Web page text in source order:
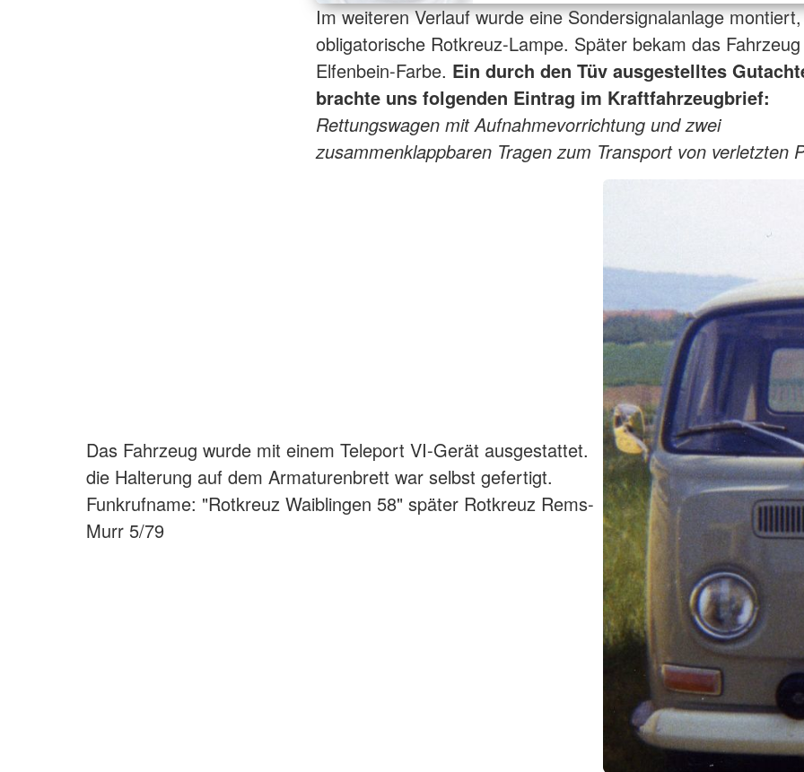
Im weiteren Verlauf wurde eine Sondersignalanlage
obligatorische Rotkreuz-Lampe. Später bekam das
Elfenbein-Farbe. Ein durch den Tüv ausgestelltes
brachte uns folgenden Eintrag im Kraftfahrzeugbrief:
Rettungswagen mit Aufnahmevorrichtung und zwei
zusammenklappbaren Tragen zum Transport von verletzten
Das Fahrzeug wurde mit einem Teleport VI-Gerät ausgestattet.
die Halterung auf dem Armaturenbrett war selbst gefertigt.
Funkrufname: "Rotkreuz Waiblingen 58" später Rotkreuz Rems-
Murr 5/79